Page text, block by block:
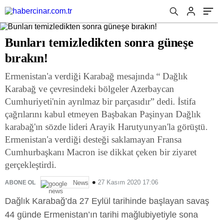
Bunları temizledikten sonra güneşe
bırakın!
Ermenistan'a verdiği Karabağ mesajında “ Dağlık
Karabağ ve çevresindeki bölgeler Azerbaycan
Cumhuriyeti'nin ayrılmaz bir parçasıdır” dedi. İstifa
çağrılarını kabul etmeyen Başbakan Paşinyan Dağlık
karabağ'ın sözde lideri Arayik Harutyunyan'la görüştü.
Ermenistan'a verdiği desteği saklamayan Fransa
Cumhurbaşkanı Macron ise dikkat çeken bir ziyaret
gerçekleştirdi.
ABONE OL News 27 Kasım 2020 17:06
Dağlık Karabağ’da 27 Eylül tarihinde başlayan savaş
44 günde Ermenistan’ın tarihi mağlubiyetiyle sona